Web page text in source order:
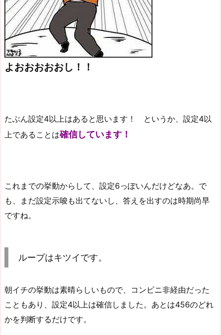
よおおおおおし！！
たぶん設定4以上はあると思います！ というか、設定4以
上であることは確信しています！
これまでの挙動からして、設定6っぽいんだけどなあ。で
も、まだ設定示唆も出てないし、答えを出すのは時期尚早
ですね。
ループはキツイです。
朝イチの挙動は素晴らしいもので、コンビニ非経由だった
こともあり、設定4以上は確信しました。あとは456のどれ
かを判断するだけです。